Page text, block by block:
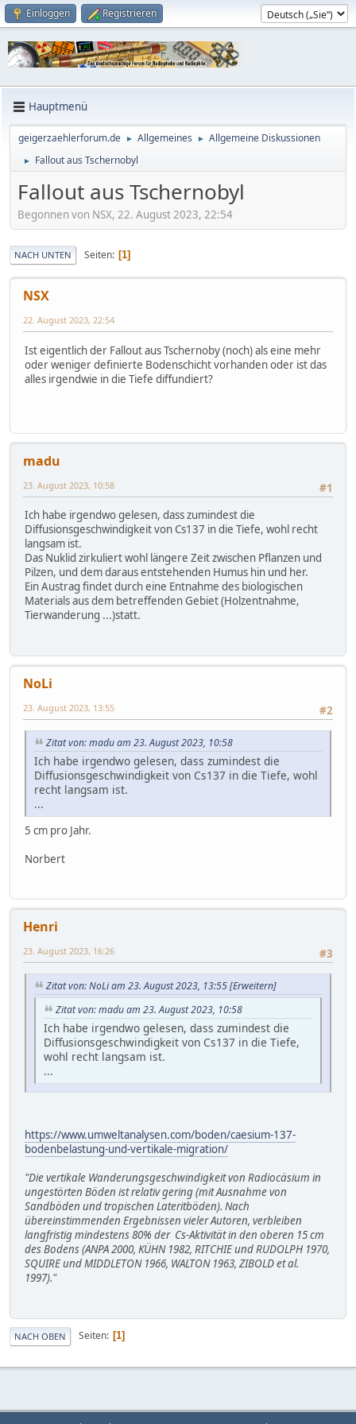
Einloggen Registrieren
Hauptmenü
geigerzaehlerforum.de ► Allgemeines ► Allgemeine Diskussionen
► Fallout aus Tschernobyl
Fallout aus Tschernobyl
Begonnen von NSX, 22. August 2023, 22:54
NACH UNTEN Seiten 1
NSX
22. August 2023, 22:54
Ist eigentlich der Fallout aus Tschernoby (noch) als eine mehr
oder weniger definierte Bodenschicht vorhanden oder ist das
alles irgendwie in die Tiefe diffundiert?
madu
#1
23. August 2023, 10:58
Ich habe irgendwo gelesen, dass zumindest die
Diffusionsgeschwindigkeit von Cs137 in die Tiefe, wohl recht
langsam ist.
Das Nuklid zirkuliert wohl längere Zeit zwischen Pflanzen und
Pilzen, und dem daraus entstehenden Humus hin und her.
Ein Austrag findet durch eine Entnahme des biologischen
Materials aus dem betreffenden Gebiet (Holzentnahme,
Tierwanderung ...)statt.
NoLi
#2
23. August 2023, 13:55
Zitat von: madu am 23. August 2023, 10:58
Ich habe irgendwo gelesen, dass zumindest die
Diffusionsgeschwindigkeit von Cs137 in die Tiefe, wohl
recht langsam ist.
...
5 cm pro Jahr.
Norbert
Henri
#3
23. August 2023, 16:26
Zitat von: NoLi am 23. August 2023, 13:55[Erweitern]
Zitat von: madu am 23. August 2023, 10:58
Ich habe irgendwo gelesen, dass zumindest die
Diffusionsgeschwindigkeit von Cs137 in die Tiefe,
wohl recht langsam ist.
...
5 cm pro Jahr.
https://www.umweltanalysen.com/boden/caesium-137-
bodenbelastung-und-vertikale-migration/
"Die vertikale Wanderungsgeschwindigkeit von Radiocäsium in
ungestörten Böden ist relativ gering (mit Ausnahme von
Sandböden und tropischen Lateritböden). Nach
übereinstimmenden Ergebnissen vieler Autoren, verbleiben
langfristig mindestens 80% der Cs-Aktivität in den oberen 15 cm
des Bodens (ANPA 2000, KÜHN 1982, RITCHIE und RUDOLPH 1970,
SQUIRE und MIDDLETON 1966, WALTON 1963, ZIBOLD et al.
1997)."
NACH OBEN Seiten 1